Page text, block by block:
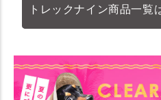
トレックナイン商品一覧